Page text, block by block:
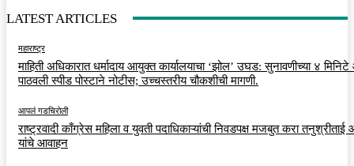
LATEST ARTICLES
महाराष्ट्र
माहिती अधिकारात धर्मादाय आयुक्त कार्यालयाचा ‘झोल’ उघड: सुनावणीच्या ४
पाठवली स्पीड पोस्टाने नोटीस; उच्चस्तरीय चौकशीची मागणी.
आपलं गडचिरोली
राष्ट्रवादी काँग्रेस महिला व युवती पदाधिकाऱ्यांची निवडपक्ष मजबुत करा तनुश्रीताई
यांचे आवाहन